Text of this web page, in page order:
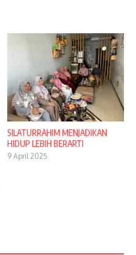
SILATURRAHIM MENJADIKAN
HIDUP LEBIH BERARTI
9 April 2025